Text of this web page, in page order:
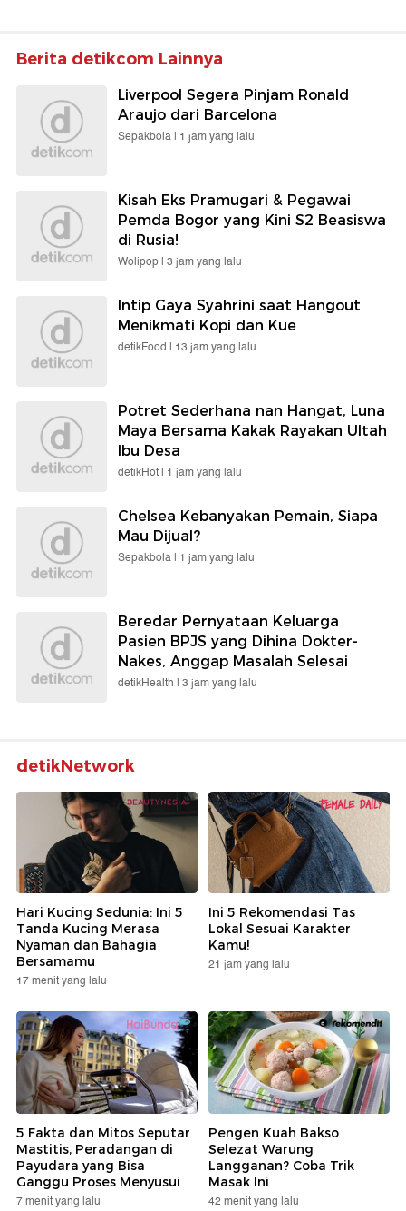
Berita detikcom Lainnya
Liverpool Segera Pinjam Ronald
Araujo dari Barcelona
Sepakbola | 1 jam yang lalu
Kisah Eks Pramugari & Pegawai
Pemda Bogor yang Kini S2 Beasiswa
di Rusia!
Wolipop | 3 jam yang lalu
Intip Gaya Syahrini saat Hangout
Menikmati Kopi dan Kue
detikFood | 13 jam yang lalu
Potret Sederhana nan Hangat, Luna
Maya Bersama Kakak Rayakan Ultah
Ibu Desa
detikHot | 1 jam yang lalu
Chelsea Kebanyakan Pemain, Siapa
Mau Dijual?
Sepakbola | 1 jam yang lalu
Beredar Pernyataan Keluarga
Pasien BPJS yang Dihina Dokter-
Nakes, Anggap Masalah Selesai
detikHealth | 3 jam yang lalu
detikNetwork
Hari Kucing Sedunia: Ini 5
Tanda Kucing Merasa
Nyaman dan Bahagia
Bersamamu
17 menit yang lalu
Ini 5 Rekomendasi Tas
Lokal Sesuai Karakter
Kamu!
21 jam yang lalu
5 Fakta dan Mitos Seputar
Mastitis, Peradangan di
Payudara yang Bisa
Ganggu Proses Menyusui
7 menit yang lalu
Pengen Kuah Bakso
Selezat Warung
Langganan? Coba Trik
Masak Ini
42 menit yang lalu